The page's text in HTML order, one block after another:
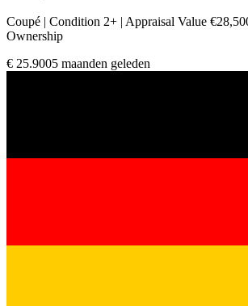
Coupé | Condition 2+ | Appraisal Value
Ownership
€ 25.9005 maanden geleden